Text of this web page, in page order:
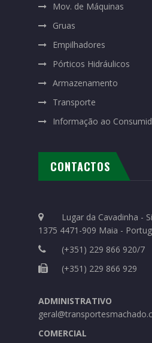
Mov. de Máquinas
Gruas
Empilhadores
Pórticos Hidráulicos
Armazenamento
Transporte
Informação ao
CONTACTOS
Lugar da Cavadinha -
1375 4471-909 Maia -
(+351) 229 866 920/7
(+351) 229 866 929
ADMINISTRATIVO
COMERCIAL